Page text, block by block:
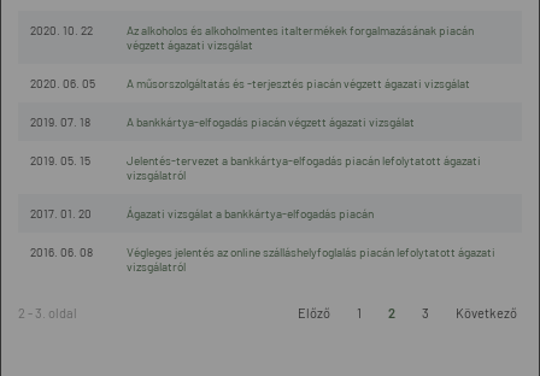
2020. 10. 22
Az alkoholos és alkoholmentes italtermékek forgalmazásának piacán
végzett ágazati vizsgálat
2020. 06. 05 A műsorszolgáltatás és -terjesztés piacán végzett ágazati vizsgálat
2019. 07. 18 A bankkártya-elfogadás piacán végzett ágazati vizsgálat
2019. 05. 15
Jelentés-tervezet a bankkártya-elfogadás piacán lefolytatott ágazati
vizsgálatról
2017. 01. 20 Ágazati vizsgálat a bankkártya-elfogadás piacán
2016. 06. 08
Végleges jelentés az online szálláshelyfoglalás piacán lefolytatott ágazati
vizsgálatról
2 - 3. oldal Előző 1 2 3 Következő